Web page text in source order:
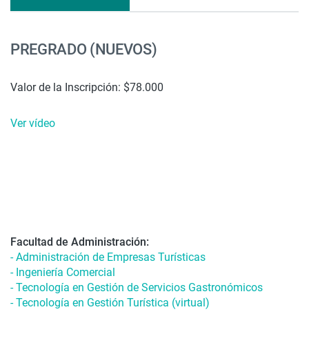
PREGRADO (NUEVOS)
Valor de la Inscripción: $78.000
Ver vídeo
Facultad de Administración:
- Administración de Empresas Turísticas
- Ingeniería Comercial
- Tecnología en Gestión de Servicios Gastronómicos
- Tecnología en Gestión Turística (virtual)